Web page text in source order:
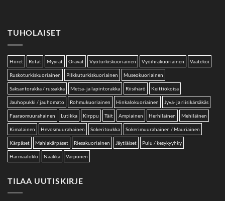
TUHOLAISET
Hiiret Rotat Myyrät Oravat Vyöturkiskuoriainen Vyöihrakuoriainen Vaatekoi
Ruskoturkiskuoriainen Pilkkuturkiskuoriainen Museokuoriainen
Saksantorakka / russakka Metsa- ja lapintorakka Riisihärö Keittiökoisa
Jauhopukki / jauhomato Rohmukuoriainen Hinkalokuoriainen Jyvä- ja riisikärsäkäs
Faaraomuurahainen Lutikka Kirppu Täit Ampiainen Herhiläinen Mehiläinen
Kimalainen Hevosmuurahainen Sokeritoukka Sokerimuurahainen / Mauriainen
Kärpäset Mahlakärpäset Riesakuoriainen Jäytiäiset Pulu / kesykyyhky
Harmaalokki Naakka Varpunen
TILAA UUTISKIRJE